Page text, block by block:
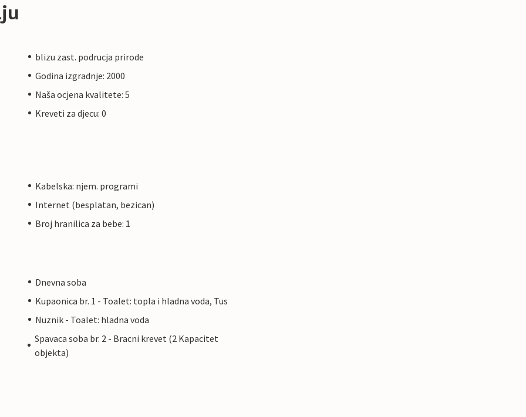
blizu zast. podrucja prirode
Godina izgradnje: 2000
Naša ocjena kvalitete: 5
Kreveti za djecu: 0
Kabelska: njem. programi
Internet (besplatan, bezican)
Broj hranilica za bebe: 1
Dnevna soba
Kupaonica br. 1 - Toalet: topla i hladna voda, Tus
Nuznik - Toalet: hladna voda
Spavaca soba br. 2 - Bracni krevet (2 Kapacitet
objekta)